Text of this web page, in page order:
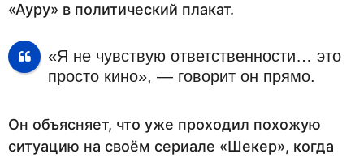
«Ауру» в политический плакат.
«Я не чувствую ответственности… это
просто кино», — говорит он прямо.
Он объясняет, что уже проходил похожую
ситуацию на своём сериале «Шекер», когда